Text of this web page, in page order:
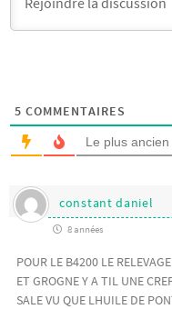
5 COMMENTAIRES
Le plus ancien
constant daniel
8 années
POUR LE B4200 LE
ET GROGNE Y A TIL UNE
SALE VU QUE LHUILE DE